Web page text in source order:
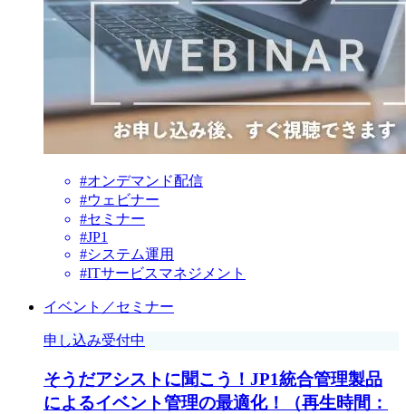
#オンデマンド配信
#ウェビナー
#セミナー
#JP1
#システム運用
#ITサービスマネジメント
イベント／セミナー
申し込み受付中
そうだアシストに聞こう！JP1統合管理製品
によるイベント管理の最適化！（再生時間：